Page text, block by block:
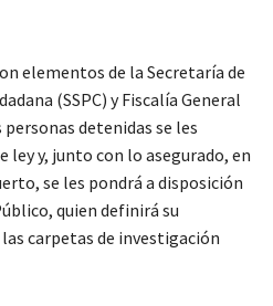
elementos de la Secretaría de
(SSPC) y Fiscalía General
personas detenidas se les
ley y, junto con lo asegurado, en
se les pondrá a disposición
quien definirá su
carpetas de investigación